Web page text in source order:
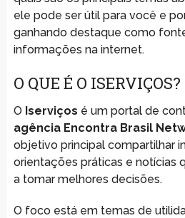
ele pode ser útil para você e
ganhando destaque como
informações na internet.
O QUE É O ISERVIÇOS?
O Iserviços é um portal de
agência Encontra Brasil
objetivo principal compartilhar
orientações práticas e notícias
a tomar melhores decisões.
O foco está em temas de